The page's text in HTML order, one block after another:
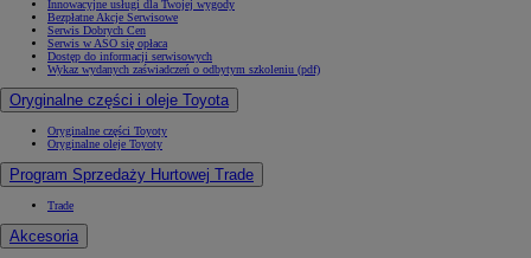
Innowacyjne usługi dla Twojej wygody
Bezpłatne Akcje Serwisowe
Serwis Dobrych Cen
Serwis w ASO się opłaca
Dostęp do informacji serwisowych
Wykaz wydanych zaświadczeń o odbytym szkoleniu (pdf)
Oryginalne części i oleje Toyota
Oryginalne części Toyoty
Oryginalne oleje Toyoty
Program Sprzedaży Hurtowej Trade
Trade
Akcesoria